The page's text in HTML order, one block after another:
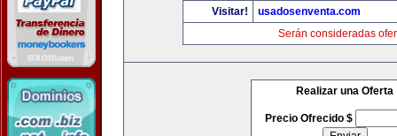
Visitar!
usadosenventa.com
Serán consideradas
Realizar una Oferta
Precio Ofrecido $